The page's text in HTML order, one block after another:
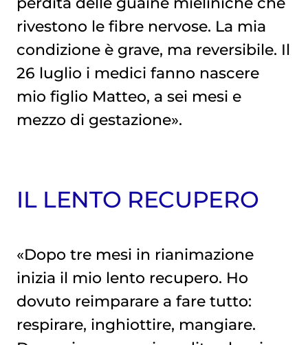
rivestono le fibre nervose. La mia
condizione è grave, ma reversibile. Il
26 luglio i medici fanno nascere
mio figlio Matteo, a sei mesi e
mezzo di gestazione».
IL LENTO RECUPERO
«Dopo tre mesi in rianimazione
inizia il mio lento recupero. Ho
dovuto reimparare a fare tutto:
respirare, inghiottire, mangiare.